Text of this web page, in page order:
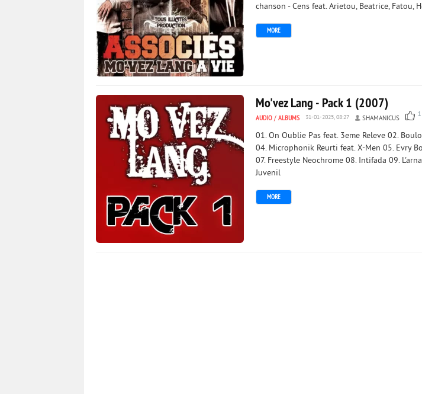
chanson - Cens feat. Arietou, Beatrice, Fatou,
MORE
Mo'vez Lang - Pack 1 (2007)
AUDIO / ALBUMS 31-01-2025, 08:27 SHAMANICUS
1
01. On Oublie Pas feat. 3eme Releve 02.
04. Microphonik Reurti feat. X-Men 05. Evry
07. Freestyle Neochrome 08. Intifada 09.
Juvenil
MORE